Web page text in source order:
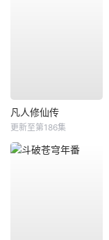
凡人修仙传
更新至第186集